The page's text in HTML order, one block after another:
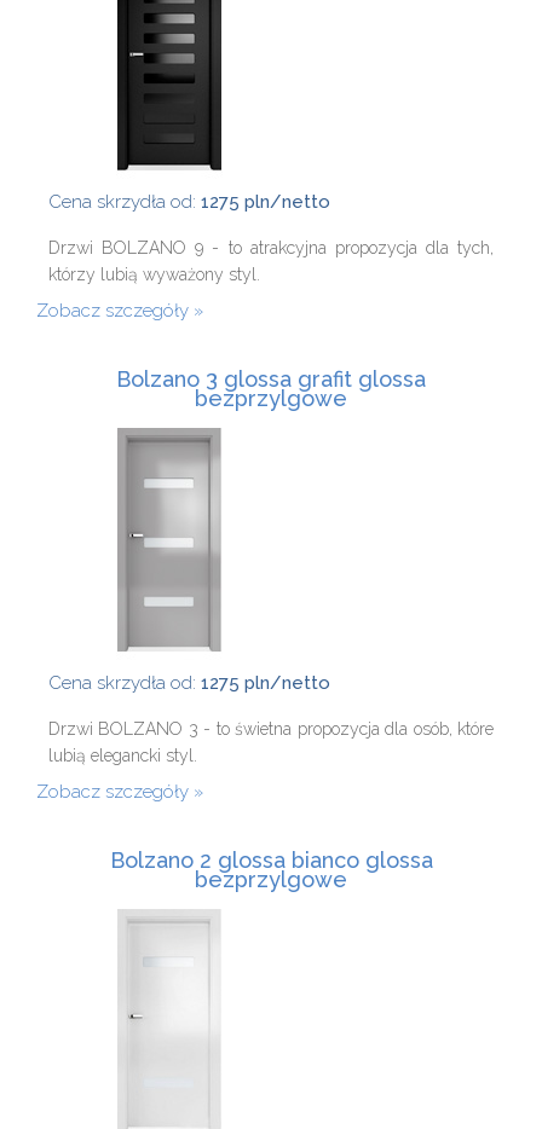
Cena skrzydła od: 1275 pln/netto
Drzwi BOLZANO 9 - to atrakcyjna propozycja dla tych,
którzy lubią wyważony styl.
Zobacz szczegóły
Bolzano 3 glossa grafit glossa
bezprzylgowe
Cena skrzydła od: 1275 pln/netto
Drzwi BOLZANO 3 - to świetna propozycja dla osób, które
lubią elegancki styl.
Zobacz szczegóły
Bolzano 2 glossa bianco glossa
bezprzylgowe